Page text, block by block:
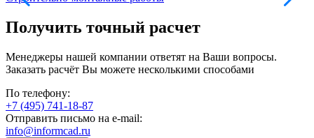
Получить точный расчет
Менеджеры нашей компании ответят на Ваши вопросы.
Заказать расчёт Вы можете несколькими способами
По телефону:
+7 (495) 741-18-87
Отправить письмо на e-mail:
info@informcad.ru